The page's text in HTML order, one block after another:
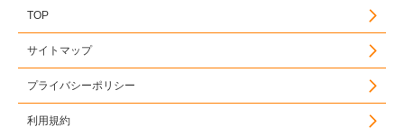
TOP
サイトマップ
プライバシーポリシー
利用規約